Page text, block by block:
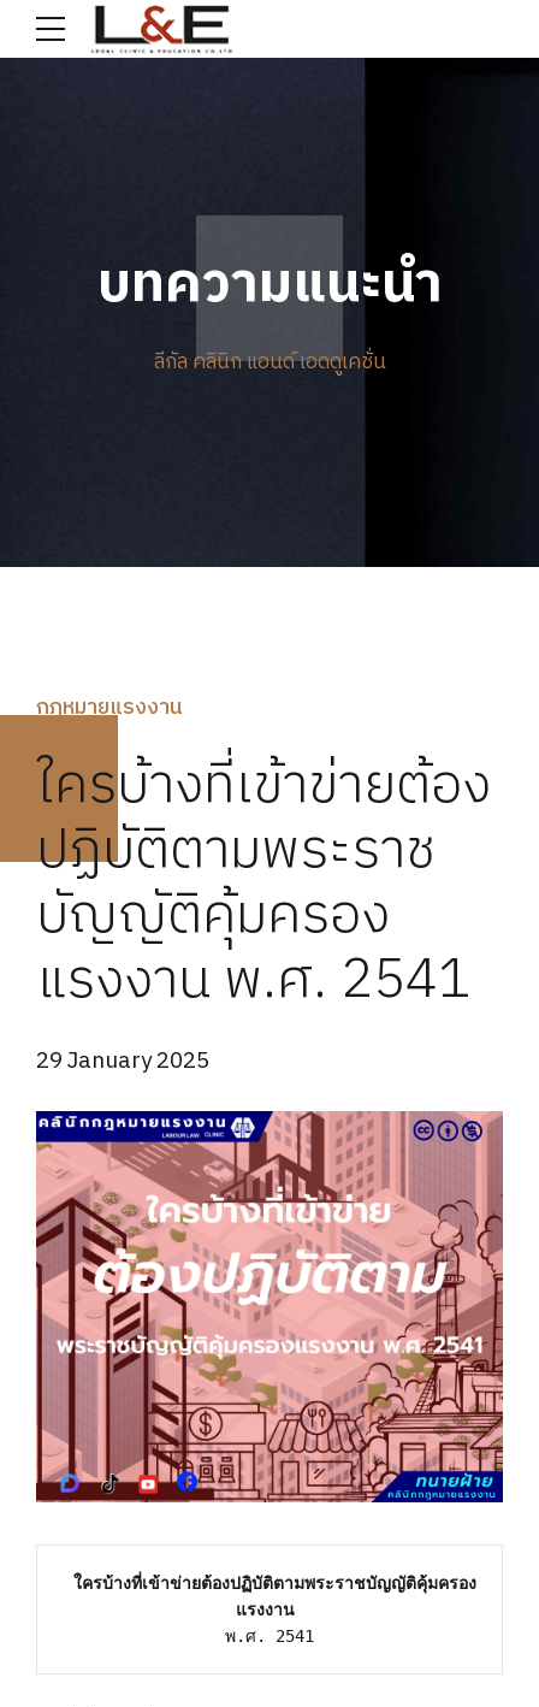
บทความแนะนำ
ลีกัล คลินิก แอนด์ เอดดูเคชั่น
กฏหมายแรงงาน
ใครบ้างที่เข้าข่ายต้อง
ปฏิบัติตามพระราช
บัญญัติคุ้มครอง
แรงงาน พ.ศ. 2541
29 January 2025
ใครบ้างที่เข้าข่ายต้องปฏิบัติตามพระราชบัญญัติคุ้มครอง
แรงงาน
พ.ศ. 2541